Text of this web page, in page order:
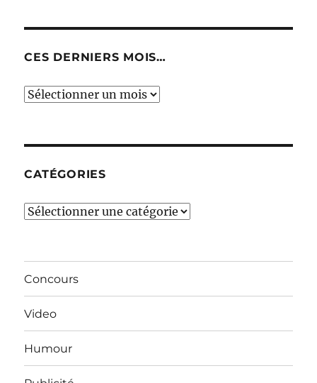
CES DERNIERS MOIS…
Ces
CATÉGORIES
Catégories
Concours
Video
Humour